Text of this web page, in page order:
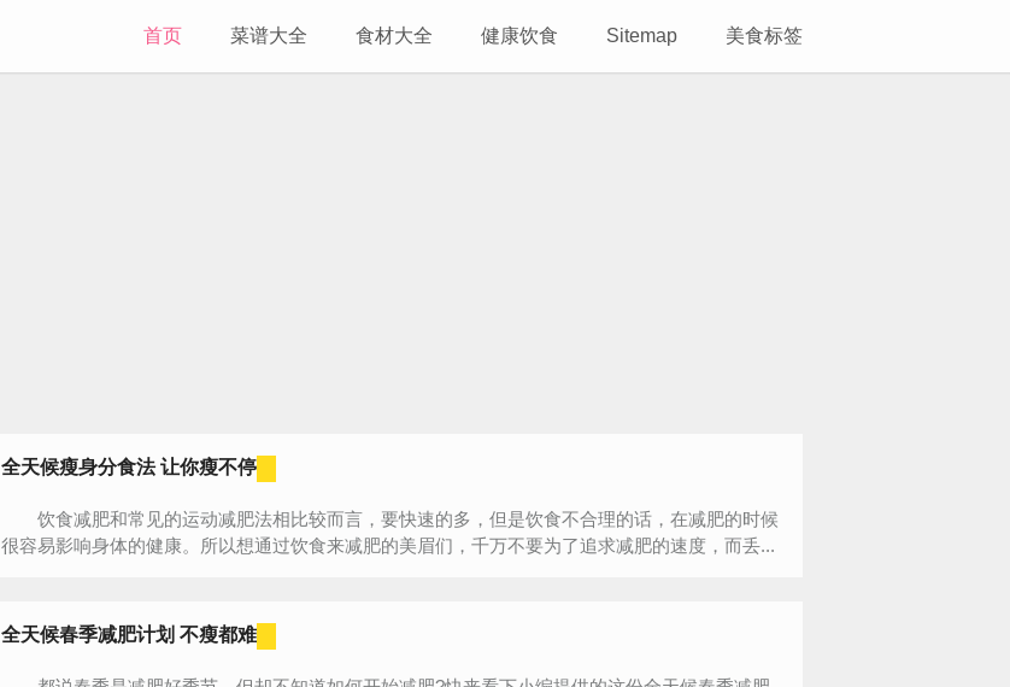
首页 菜谱大全 食材大全 健康饮食 Sitemap 美食标签
全天候瘦身分食法 让你瘦不停
饮食减肥和常见的运动减肥法相比较而言，要快速的多，但是饮食不合理的话，在减肥的时候
很容易影响身体的健康。所以想通过饮食来减肥的美眉们，千万不要为了追求减肥的速度，而丢...
全天候春季减肥计划 不瘦都难